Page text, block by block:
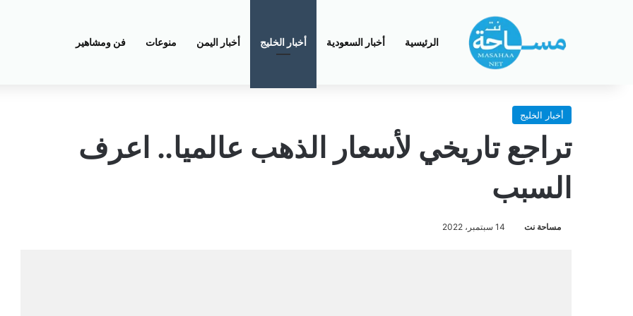
الرئيسية أخبار السعودية أخبار الخليج أخبار اليمن منوعات فن ومشاهير
أخبار الخليج
تراجع تاريخي لأسعار الذهب عالميا.. اعرف
السبب
مساحة نت 14 سبتمبر، 2022